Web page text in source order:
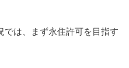
では、まず永住許可を目指す